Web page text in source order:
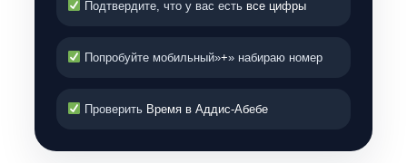
Подтвердите, что у вас есть все цифры
Попробуйте мобильный»+» набираю номер
Проверить Время в Аддис-Абебе